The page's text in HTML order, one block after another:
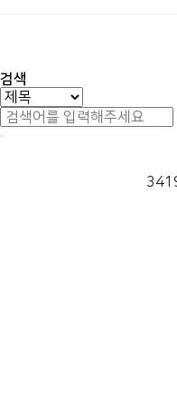
검색